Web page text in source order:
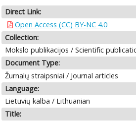
Direct Link:
Open Access (CC) BY-NC 4.0
Collection:
Mokslo publikacijos / Scientific
Document Type:
Žurnalų straipsniai / Journal articles
Language:
Lietuvių kalba / Lithuanian
Title: